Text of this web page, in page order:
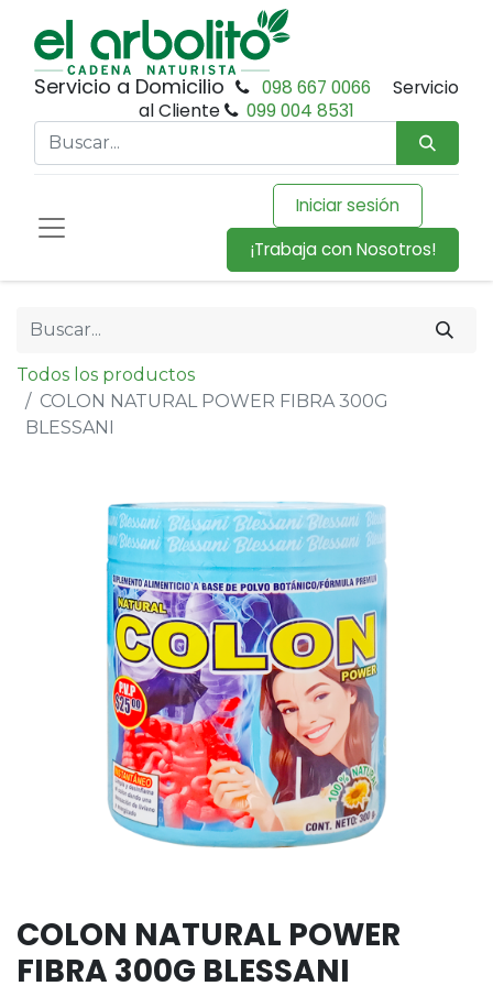
Servicio a Domicilio 098 667 0066
Servicio
al Cliente
099 004 8531
Iniciar sesión
¡Trabaja con Nosotros!
Todos los productos
COLON NATURAL POWER FIBRA 300G
BLESSANI
COLON NATURAL POWER
FIBRA 300G BLESSANI